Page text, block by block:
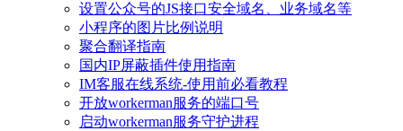
设置公众号的JS接口安全域名、业务域名等
小程序的图片比例说明
聚合翻译指南
国内IP屏蔽插件使用指南
IM客服在线系统-使用前必看教程
开放workerman服务的端口号
启动workerman服务守护进程